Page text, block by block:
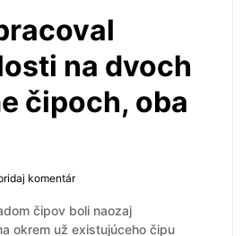
na dvoch
čipoch, oba
komentár
čipov boli naozaj
okrem už existujúceho čipu